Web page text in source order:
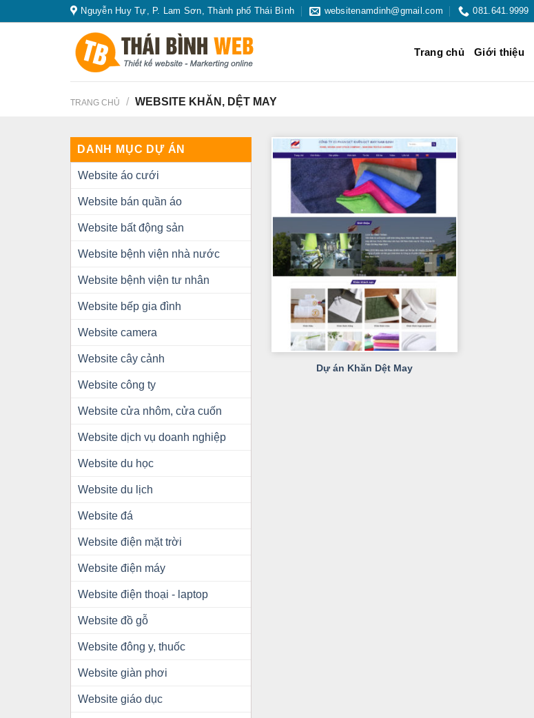
to
Nguyễn Huy Tự, P. Lam Sơn, Thành phố Thái Bình websitenamdinh@gmail.com 081.641.9999
Trang chủ Giới thiệu
TRANG CHỦ / WEBSITE KHĂN, DỆT MAY
DANH MỤC DỰ ÁN
Website áo cưới
Website bán quần áo
Website bất động sản
Website bệnh viện nhà nước
Website bệnh viện tư nhân
Website bếp gia đình
Website camera
Website cây cảnh
Website công ty
Website cửa nhôm, cửa cuốn
Website dịch vụ doanh nghiệp
Website du học
Website du lịch
Website đá
Website điện mặt trời
Website điện máy
Website điện thoại - laptop
Website đồ gỗ
Website đông y, thuốc
Website giàn phơi
Website giáo dục
+
Dự án Khăn Dệt May